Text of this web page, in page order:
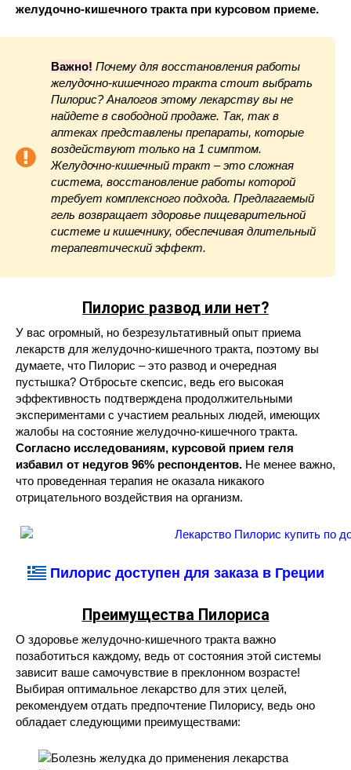
желудочно-кишечного тракта при курсовом приеме.
Важно! Почему для восстановления работы
желудочно-кишечного тракта стоит выбрать
Пилорис? Аналогов этому лекарству вы не
найдете в свободной продаже. Так, так в
аптеках представлены препараты, которые
воздействуют только на 1 симптом.
Желудочно-кишечный тракт – это сложная
система, восстановление работы которой
требует комплексного подхода. Предлагаемый
гель возвращает здоровье пищеварительной
системе и кишечнику, обеспечивая длительный
терапевтический эффект.
Пилорис развод или нет?
У вас огромный, но безрезультативный опыт приема
лекарств для желудочно-кишечного тракта, поэтому вы
думаете, что Пилорис – это развод и очередная
пустышка? Отбросьте скепсис, ведь его высокая
эффективность подтверждена продолжительными
экспериментами с участием реальных людей, имеющих
жалобы на состояние желудочно-кишечного тракта.
Согласно исследованиям, курсовой прием геля
избавил от недугов 96% респондентов. Не менее важно,
что проведенная терапия не оказала никакого
отрицательного воздействия на организм.
Пилорис доступен для заказа в Греции
Преимущества Пилориса
О здоровье желудочно-кишечного тракта важно
позаботиться каждому, ведь от состояния этой системы
зависит ваше самочувствие в преклонном возрасте!
Выбирая оптимальное лекарство для этих целей,
рекомендуем отдать предпочтение Пилорису, ведь оно
обладает следующими преимуществами: